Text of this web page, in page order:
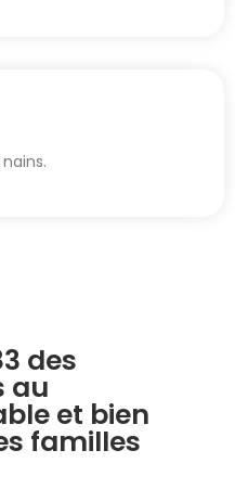
des
au
et bien
familles